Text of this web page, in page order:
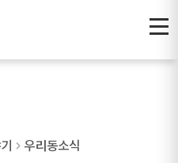
우리동소식